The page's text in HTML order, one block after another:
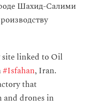
Шахид-Салими
linked to Oil
#Isfahan, Iran.
that
drones in